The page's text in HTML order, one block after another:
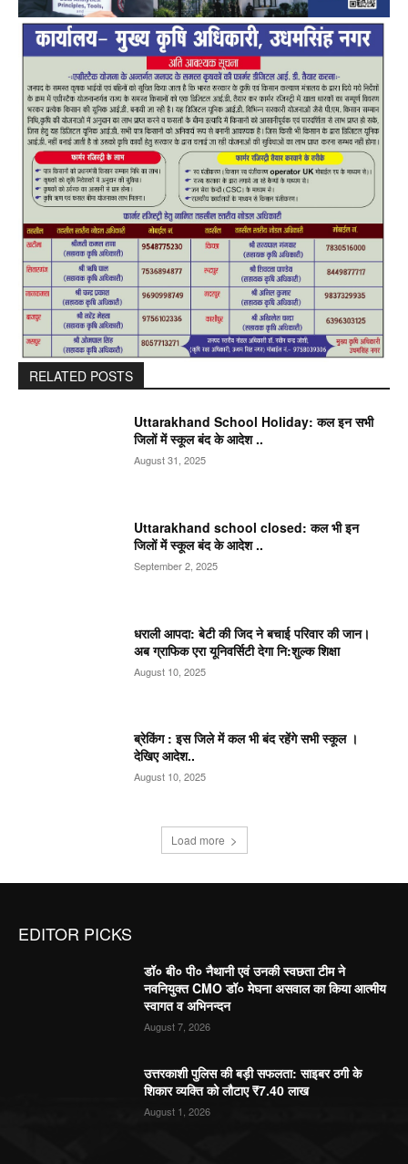
RELATED POSTS
Uttarakhand School Holiday: कल इन सभी
जिलों में स्कूल बंद के आदेश ..
August 31, 2025
Uttarakhand school closed: कल भी इन
जिलों में स्कूल बंद के आदेश ..
September 2, 2025
धराली आपदा: बेटी की जिद ने बचाई परिवार की जान।
अब ग्राफिक एरा यूनिवर्सिटी देगा नि:शुल्क शिक्षा
August 10, 2025
ब्रेकिंग : इस जिले में कल भी बंद रहेंगे सभी स्कूल ।
देखिए आदेश..
August 10, 2025
Load more
EDITOR PICKS
डॉ० बी० पी० नैथानी एवं उनकी स्वछता टीम ने
नवनियुक्त CMO डॉ० मेघना असवाल का किया आत्मीय
स्वागत व अभिनन्दन
August 7, 2026
उत्तरकाशी पुलिस की बड़ी सफलता: साइबर ठगी के
शिकार व्यक्ति को लौटाए ₹7.40 लाख
August 1, 2026